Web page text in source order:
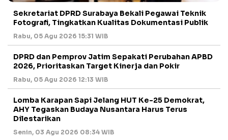
Sekretariat DPRD Surabaya Bekali Pegawai Teknik
Fotografi, Tingkatkan Kualitas Dokumentasi Publik
Rabu, 05 Agu 2026 15:31 WIB
DPRD dan Pemprov Jatim Sepakati Perubahan APBD
2026, Prioritaskan Target Kinerja dan Pokir
Rabu, 05 Agu 2026 12:13 WIB
Lomba Karapan Sapi Jelang HUT Ke-25 Demokrat,
AHY Tegaskan Budaya Nusantara Harus Terus
Dilestarikan
Senin, 03 Agu 2026 08:34 WIB